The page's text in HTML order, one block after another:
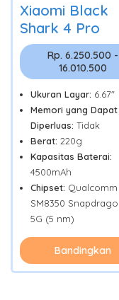
Xiaomi Black
Shark 4 Pro
Rp. 6.250.500 -
16.010.500
Ukuran Layar: 6.67"
Memori yang Dapat
Diperluas: Tidak
Berat: 220g
Kapasitas Baterai:
4500mAh
Chipset: Qualcomm
SM8350
5G (5 nm)
Bandingkan